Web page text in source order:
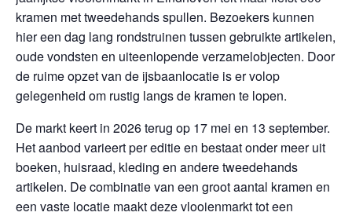
kramen met tweedehands spullen. Bezoekers kunnen
hier een dag lang rondstruinen tussen gebruikte artikelen,
oude vondsten en uiteenlopende verzamelobjecten. Door
de ruime opzet van de ijsbaanlocatie is er volop
gelegenheid om rustig langs de kramen te lopen.
De markt keert in 2026 terug op 17 mei en 13 september.
Het aanbod varieert per editie en bestaat onder meer uit
boeken, huisraad, kleding en andere tweedehands
artikelen. De combinatie van een groot aantal kramen en
een vaste locatie maakt deze vlooienmarkt tot een